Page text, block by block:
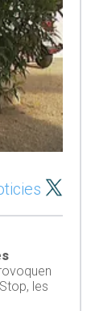
les